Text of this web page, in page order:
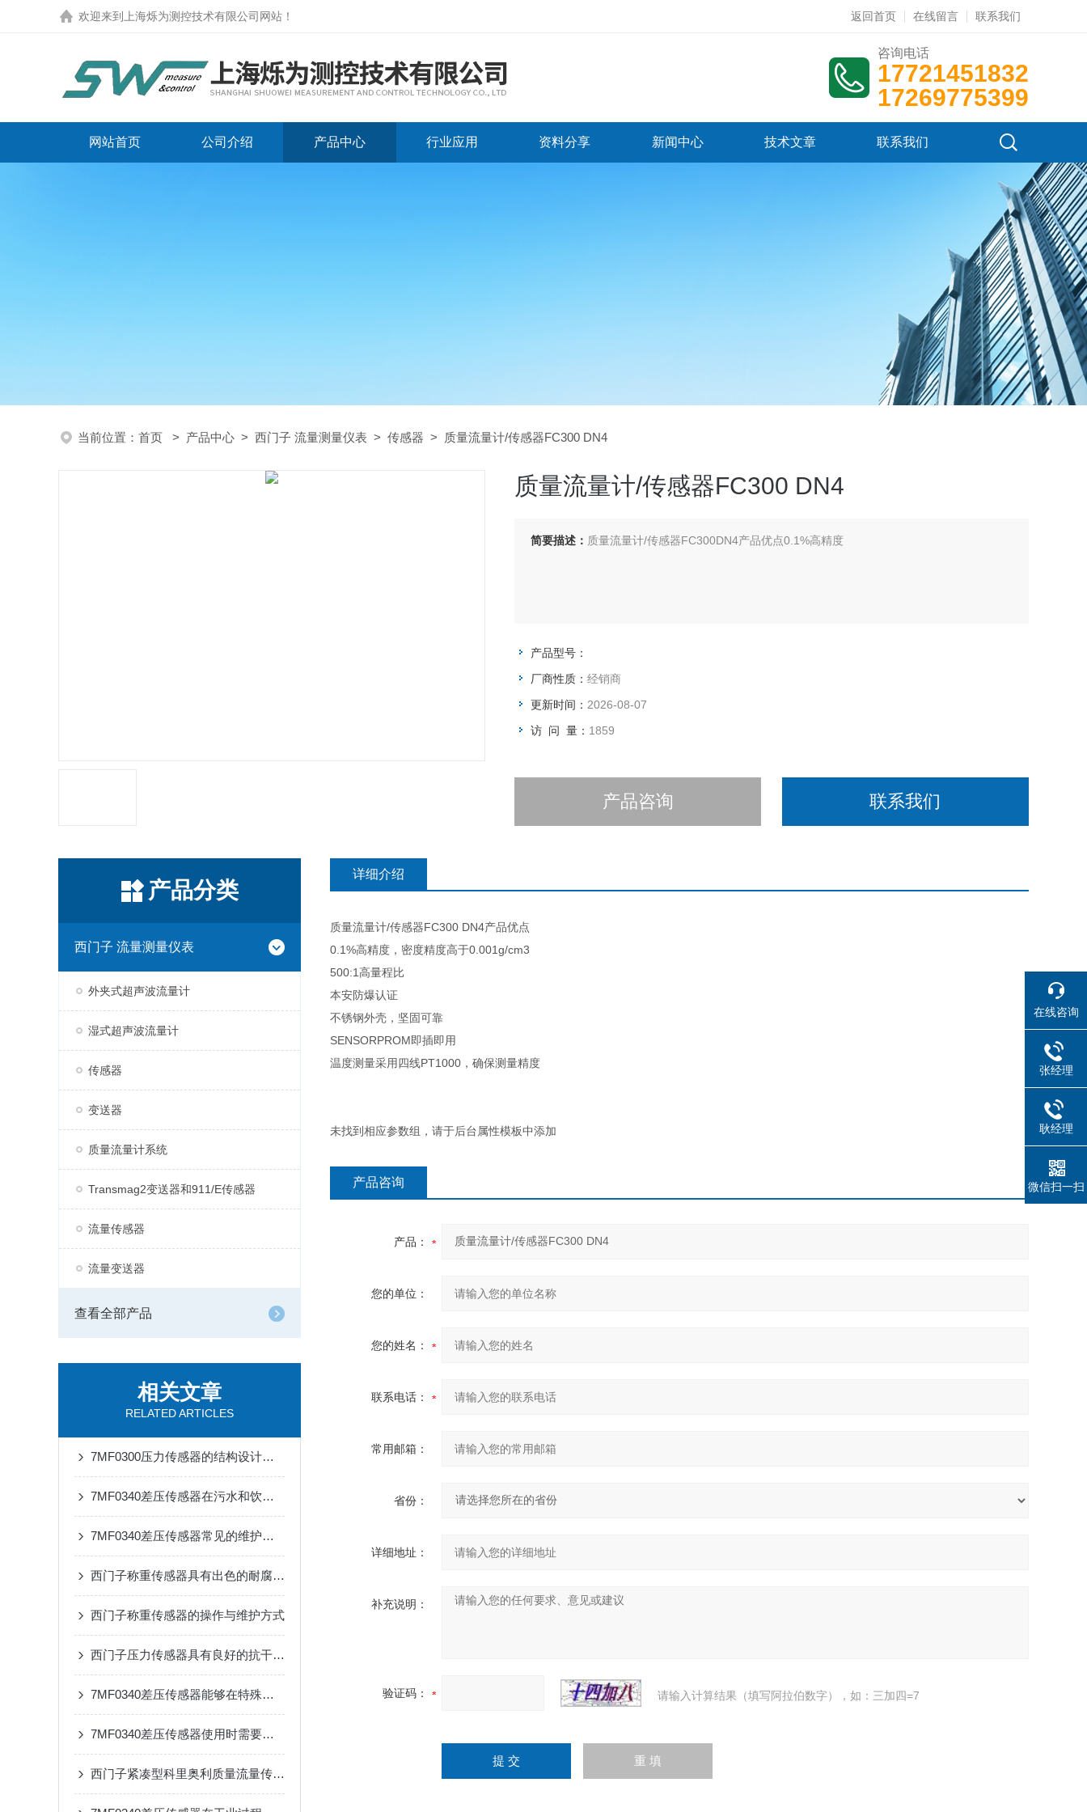
欢迎来到 上海烁为测控技术有限公司网站 ！ 返回首页 在线留言 联系我们
咨询电话
17721451832
17269775399
网站首页 公司介绍 产品中心 行业应用 资料分享 新闻中心 技术文章 联系我们
当前位置： 首页 > 产品中心 > 西门子 流量测量仪表 > 传感器 > 质量流量计/传感器FC300 DN4
质量流量计/传感器FC300 DN4
简要描述： 质量流量计/传感器FC300DN4产品优点0.1%高精度
产品型号：
厂商性质： 经销商
更新时间： 2026-08-07
访 问 量： 1859
产品咨询 联系我们
产品分类
西门子 流量测量仪表
外夹式超声波流量计
湿式超声波流量计
传感器
变送器
质量流量计系统
Transmag2变送器和911/E传感器
流量传感器
流量变送器
查看全部产品
相关文章
RELATED ARTICLES
7MF0300压力传感器的结构设计及应用场景介绍
7MF0340差压传感器在污水和饮用水处理过程中的应用
7MF0340差压传感器常见的维护与调试方法
西门子称重传感器具有出色的耐腐蚀性、耐高温性和抗振动性
西门子称重传感器的操作与维护方式
西门子压力传感器具有良好的抗干扰能力和稳定性
7MF0340差压传感器能够在特殊的温度条件下正常工作
7MF0340差压传感器使用时需要注意的事项
西门子紧凑型科里奥利质量流量传感器更小更高效
详细介绍
质量流量计/传感器FC300 DN4产品优点
0.1%高精度，密度精度高于0.001g/cm3
500:1高量程比
本安防爆认证
不锈钢外壳，坚固可靠
SENSORPROM即插即用
温度测量采用四线PT1000，确保测量精度
未找到相应参数组，请于后台属性模板中添加
产品咨询
产品：
您的单位：
您的姓名：
联系电话：
常用邮箱：
省份：
详细地址：
补充说明：
验证码： 请输入计算结果（填写阿拉伯数字），如：三加四=7
在线咨询
张经理
耿经理
微信扫一扫